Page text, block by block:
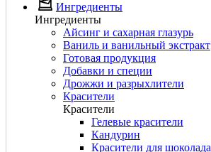
Ингредиенты
Ингредиенты
Айсинг и сахарная глазурь
Ваниль и ванильный экстракт
Готовая продукция
Добавки и специи
Дрожжи и разрыхлители
Красители
Красители
Гелевые красители
Кандурин
Красители для шоколада